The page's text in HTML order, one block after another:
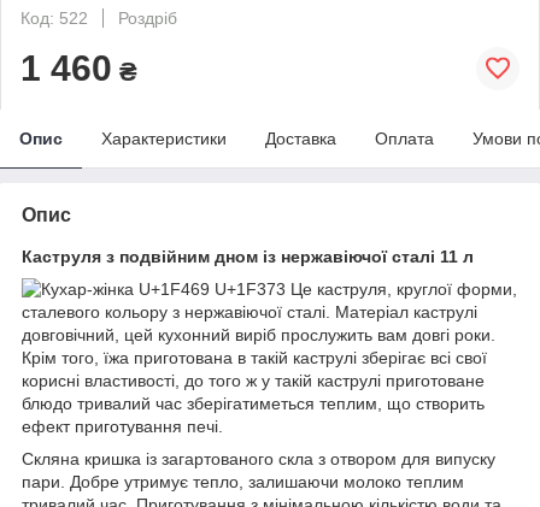
Код: 522
Роздріб
1 460 ₴
Опис Характеристики Доставка Оплата Умови
Опис
Каструля з подвійним дном із нержавіючої сталі 11 л
Це каструля, круглої форми,
сталевого кольору з нержавіючої сталі. Матеріал каструлі
довговічний, цей кухонний виріб прослужить вам довгі роки.
Крім того, їжа приготована в такій каструлі зберігає всі свої
корисні властивості, до того ж у такій каструлі приготоване
блюдо тривалий час зберігатиметься теплим, що створить
ефект приготування печі.
Скляна кришка із загартованого скла з отвором для випуску
пари. Добре утримує тепло, залишаючи молоко теплим